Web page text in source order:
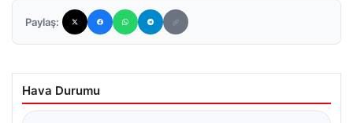
Paylaş:
Hava Durumu